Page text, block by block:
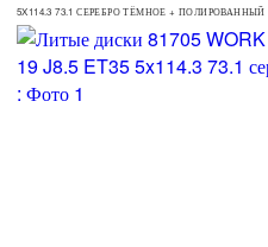
5X114.3 73.1 СЕРЕБРО ТЁМНОЕ + ПОЛИРОВАННЫЙ